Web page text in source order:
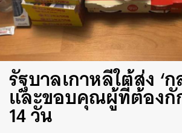
รัฐบาลเกาหลีใต้ส่ง ‘
และขอบคุณผู้ที่ต้องกั
14 วัน